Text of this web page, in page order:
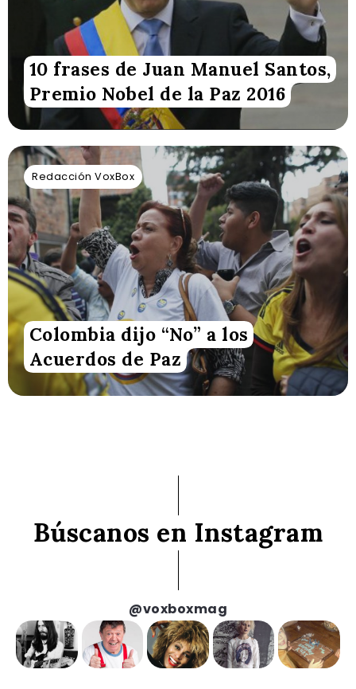
10 frases de Juan Manuel Santos,
Premio Nobel de la Paz 2016
Redacción VoxBox
Colombia dijo “No” a los
Acuerdos de Paz
Búscanos en Instagram
@voxboxmag